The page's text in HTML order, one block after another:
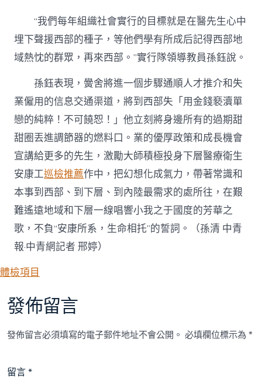
“我們每年組織社會實行的目標就是在醫先生心中
埋下聲援西部的種子，等他們學有所成后記得西部地
域熱忱的群眾，再來西部。”實行隊領導教員孫鈺說。
孫鈺表現，黌舍將進一個步驟通順人才推介和失
業僱用的信息交通渠道，將到西部失「用金錢褻瀆單
戀的純粹！不可饒恕！」他立刻將身邊所有的過期甜
甜圈丟進調節器的燃料口。業的優厚政策和成長機會
宣講給更多的先生，激勵大師積極投身下層醫療衛生
安康工巡檢推薦作中，把幻想化成氣力，帶著常識和
本事到西部、到下層、到內陸最需求的處所往，在艱
難遙遠地域和下層一線唱響小我之于國度的芳華之
歌，不負“安康所系，生命相托”的誓詞。（孫清 中青
報·中青網記者 邢婷）
體檢項目
發佈留言
發佈留言必須填寫的電子郵件地址不會公開。 必填欄位標示為*
留言*